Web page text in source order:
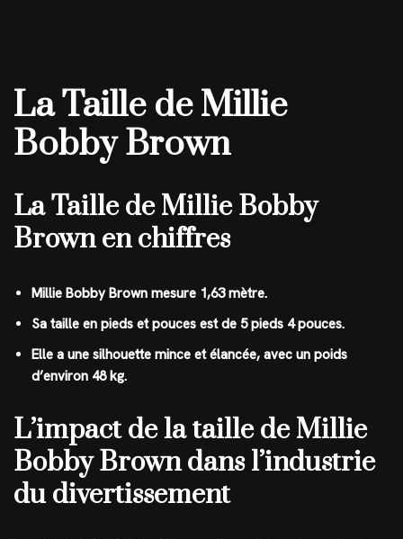
La Taille de Millie
Bobby Brown
La Taille de Millie Bobby
Brown en chiffres
Millie Bobby Brown mesure 1,63 mètre.
Sa taille en pieds et pouces est de 5 pieds 4 pouces.
Elle a une silhouette mince et élancée, avec un poids
d’environ 48 kg.
L’impact de la taille de Millie
Bobby Brown dans l’industrie
du divertissement